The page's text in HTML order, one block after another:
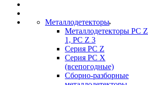
Металлодетекторы
Металлодетекторы РС Z
1, PC Z 3
Серия РС Z
Серия РС X
(всепогодные)
Сборно-разборные